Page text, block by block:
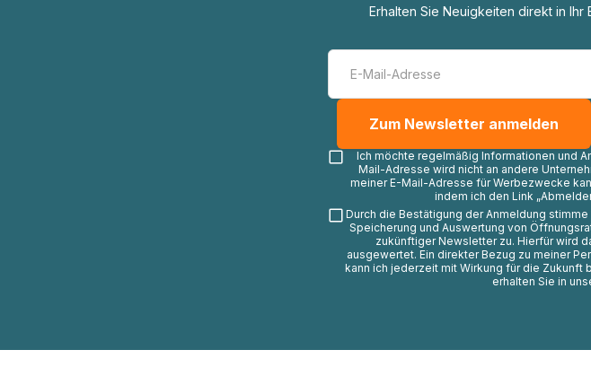
Erhalten Sie Neuigkeiten direkt in
Ich möchte regelmäßig Informationen und
Mail-Adresse wird nicht an andere
meiner E-Mail-Adresse für Werbezwecke
indem ich den Link
Durch die Bestätigung der Anmeldung
Speicherung und Auswertung von
zukünftiger Newsletter zu. Hierfür wird
ausgewertet. Ein direkter Bezug zu meiner
kann ich jederzeit mit Wirkung für die Zukunft
erhalten Sie in